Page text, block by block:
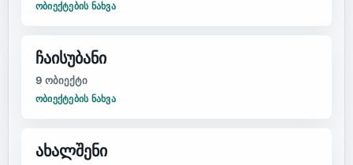
ᲝᲑᲘᲔᲥᲢᲔᲑᲘᲡ ᲜᲐᲮᲕᲐ
ჩაისუბანი
9 ობიექტი
ᲝᲑᲘᲔᲥᲢᲔᲑᲘᲡ ᲜᲐᲮᲕᲐ
ახალშენი